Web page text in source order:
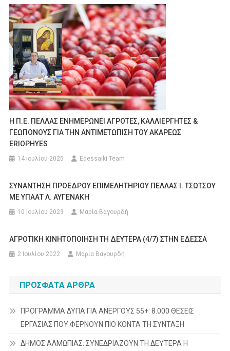
Η Π.Ε. ΠΕΛΛΑΣ ΕΝΗΜΕΡΩΝΕΙ ΑΓΡΟΤΕΣ, ΚΑΛΛΙΕΡΓΗΤΕΣ &
ΓΕΩΠΟΝΟΥΣ ΓΙΑ ΤΗΝ ΑΝΤΙΜΕΤΩΠΙΣΗ ΤΟΥ ΑΚΑΡΕΩΣ
ERIOPHYES
14 Ιουλίου 2025 Edessaiki Team
ΣΥΝΑΝΤΗΣΗ ΠΡΟΕΔΡΟΥ ΕΠΙΜΕΛΗΤΗΡΙΟΥ ΠΕΛΛΑΣ Ι. ΤΣΩΤΣΟΥ
ΜΕ ΥΠΑΑΤ Λ. ΑΥΓΕΝΑΚΗ
10 Ιουλίου 2023 Μαρία Βαγουρδή
ΑΓΡΟΤΙΚΗ ΚΙΝΗΤΟΠΟΙΗΣΗ ΤΗ ΔΕΥΤΕΡΑ (4/7) ΣΤΗΝ ΕΔΕΣΣΑ
2 Ιουλίου 2022 Μαρία Βαγουρδή
ΠΡΌΣΦΑΤΑ ΆΡΘΡΑ
ΠΡΟΓΡΑΜΜΑ ΔΥΠΑ ΓΙΑ ΑΝΕΡΓΟΥΣ 55+: 8.000 ΘΕΣΕΙΣ
ΕΡΓΑΣΙΑΣ ΠΟΥ ΦΕΡΝΟΥΝ ΠΙΟ ΚΟΝΤΑ ΤΗ ΣΥΝΤΑΞΗ
ΔΗΜΟΣ ΑΛΜΩΠΙΑΣ: ΣΥΝΕΔΡΙΑΖΟΥΝ ΤΗ ΔΕΥΤΕΡΑ H